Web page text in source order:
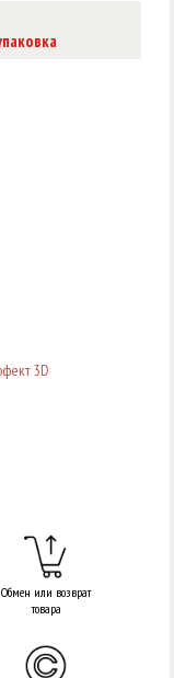
3D
Обмен или возврат
товара